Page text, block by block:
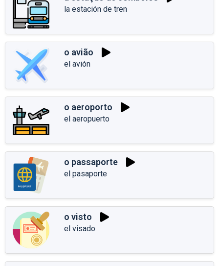
la estación de tren
o avião
el avión
o aeroporto
el aeropuerto
o passaporte
el pasaporte
o visto
el visado